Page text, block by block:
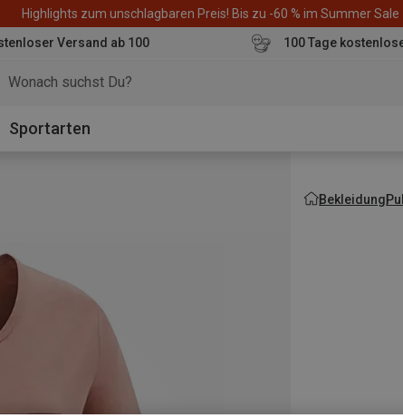
Highlights zum unschlagbaren Preis! Bis zu -60 % im Summer Sale
Versand ab 100
100 Tage
Sportarten
Bekleidung